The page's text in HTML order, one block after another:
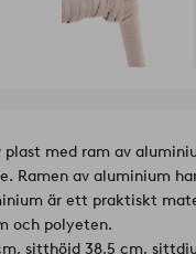
med ram av
Ramen av aluminium
är ett praktiskt
och polyeten.
sitthöjd 38,5 cm,